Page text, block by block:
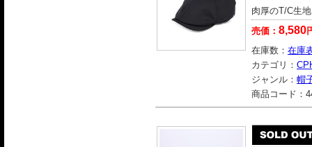
肉厚のT/C生
売価： 8,580
在庫数： 在庫
カテゴリ：
ジャンル： 帽
商品コード：